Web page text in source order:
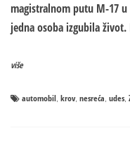
magistralnom putu M-17
jedna osoba izgubila život.
više
automobil, krov, nesreća, udes,